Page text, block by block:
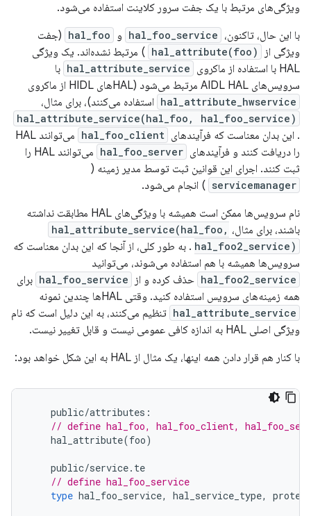
ویژگی‌های مرتبط با یک جفت سرور کلاینت استفاده می‌شود.
با این حال، تاکنون، hal_foo_service و hal_foo (جفت
ویژگی از
hal_attribute(foo) ) مرتبط نشده‌اند. یک ویژگی
HAL با استفاده از ماکروی
hal_attribute_service با
سرویس‌های AIDL HAL مرتبط می‌شود (HALهای HIDL از ماکروی
hal_attribute_hwservice استفاده می‌کنند)، برای مثال،
hal_attribute_service(hal_foo, hal_foo_service)
. این بدان معناست که فرآیندهای hal_foo_client
می‌توانند HAL
را دریافت کنند و فرآیندهای hal_foo_server
می‌توانند HAL را
ثبت کنند. اجرای این قوانین ثبت توسط مدیر زمینه (
servicemanager ) انجام می‌شود.
نام سرویس‌ها ممکن است همیشه با ویژگی‌های HAL مطابقت نداشته
باشند، برای مثال، hal_attribute_service(hal_foo,
hal_foo2_service) . به طور کلی، از آنجا که این بدان معناست که
سرویس‌ها همیشه با هم استفاده می‌شوند، می‌توانید
hal_foo2_service حذف کرده و از hal_foo_service برای
همه زمینه‌های سرویس استفاده کنید. وقتی HALها چندین نمونه
hal_attribute_service تنظیم می‌کنند، به این دلیل است که نام
ویژگی اصلی HAL به اندازه کافی عمومی نیست و قابل تغییر نیست.
با کنار هم قرار دادن همه اینها، یک مثال از HAL به این شکل خواهد بود:
public/attributes :
// define hal_foo, hal_foo_client,
hal_attribute(foo)
public/service. te
// define hal_foo_service
type hal_foo_service, hal_service_type,